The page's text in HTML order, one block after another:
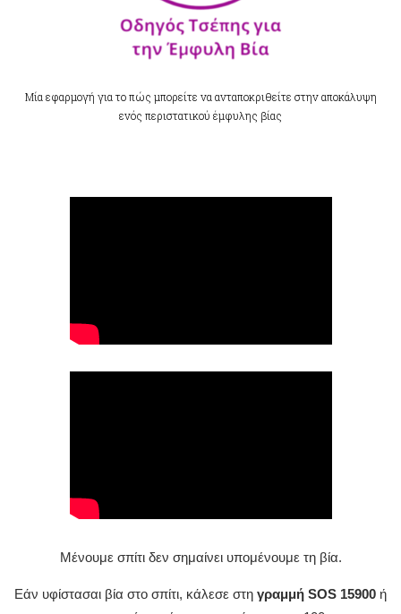
Μία εφαρμογή για το πώς μπορείτε να ανταποκριθείτε στην αποκάλυψη
ενός περιστατικού έμφυλης βίας
Μένουμε σπίτι δεν σημαίνει υπομένουμε τη βία.
Εάν υφίστασαι βία στο σπίτι, κάλεσε στη γραμμή SOS 15900 ή